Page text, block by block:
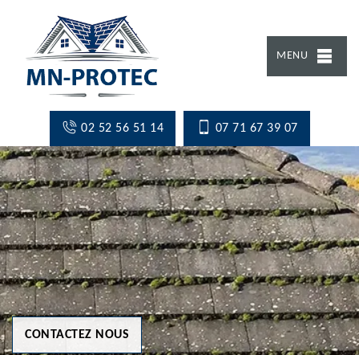
MENU
02 52 56 51 14 07 71 67 39 07
CONTACTEZ NOUS